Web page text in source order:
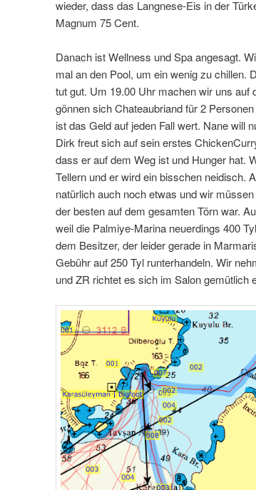
wieder, dass das Langnese-Eis in der
Magnum 75 Cent.
Danach ist Wellness und Spa angesagt.
mal an den Pool, um ein wenig zu chillen.
tut gut. Um 19.00 Uhr machen wir uns
gönnen sich Chateaubriand für 2
ist das Geld auf jeden Fall wert. Nane will
Dirk freut sich auf sein erstes
dass er auf dem Weg ist und Hunger hat.
Tellern und er wird ein bisschen neidisch.
natürlich auch noch etwas und wir
der besten auf dem gesamten Törn war.
weil die Palmiye-Marina neuerdings 400
dem Besitzer, der leider gerade in
Gebühr auf 250 Tyl runterhandeln. Wir
und ZR richtet es sich im Salon gemütlich